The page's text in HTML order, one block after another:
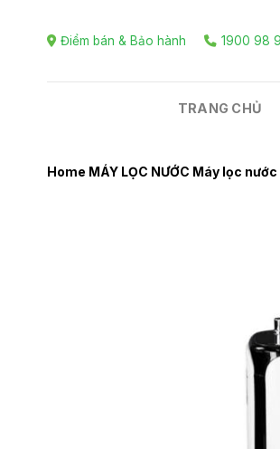
Điểm bán & Bảo hành 1900 98
TRANG CHỦ
Home MÁY LỌC NƯỚC Máy lọc